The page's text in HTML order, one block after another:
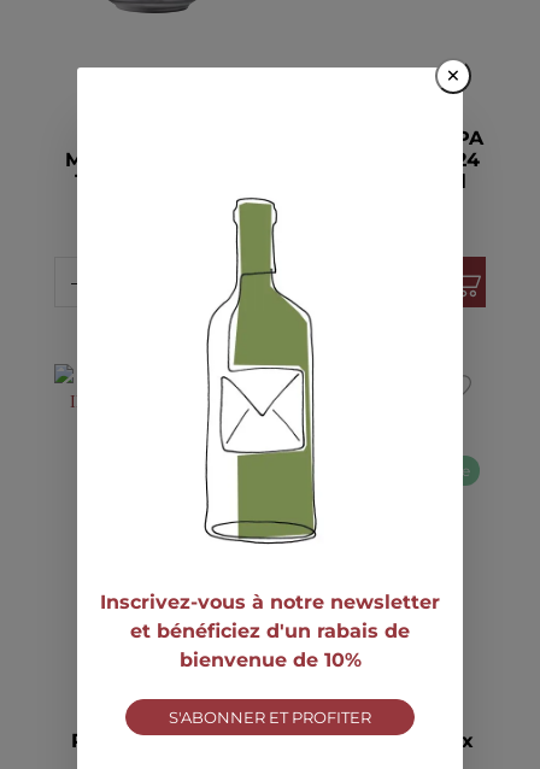
×
Inscrivez-vous à notre newsletter
et bénéficiez d'un rabais de
bienvenue de 10%
S'ABONNER ET PROFITER
Martigny Vice KA
12x DO 3.5° 33cl
disponible
Brewdog Punk IPA
Gluten Free KA 24
x Dose 5.4° 33cl
disponible
Bierwerk Züri
Rainbow IPA KA
Végétalienne
13 disponible
WhiteFrontier
Amor Fati KA 12x